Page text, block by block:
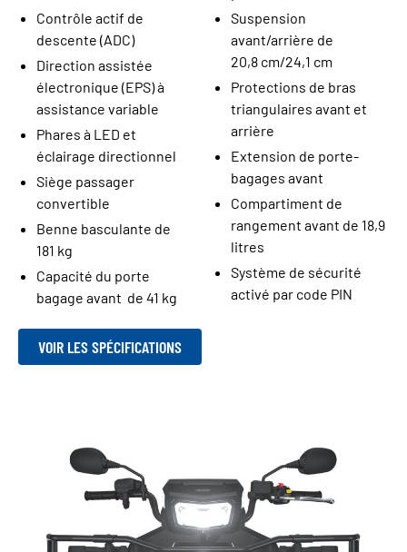
Contrôle actif de
descente (ADC)
Direction assistée
électronique (EPS) à
assistance variable
Phares à LED et
éclairage directionnel
Siège passager
convertible
Benne basculante de
181 kg
Capacité du porte
bagage avant de 41 kg
Suspension
avant/arrière de
20,8 cm/24,1 cm
Protections de bras
triangulaires avant et
arrière
Extension de porte-
bagages avant
Compartiment de
rangement avant de 18,9
litres
Système de sécurité
activé par code PIN
VOIR LES SPÉCIFICATIONS